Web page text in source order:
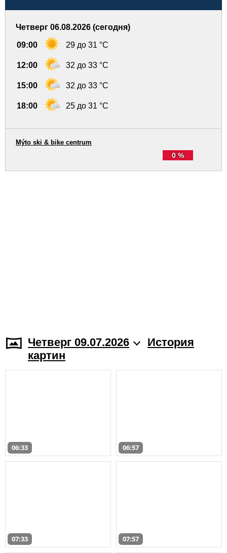
Четверг 06.08.2026 (сегодня)
09:00 29 до 31 °C
12:00 32 до 33 °C
15:00 32 до 33 °C
18:00 25 до 31 °C
0 %
Mýto ski & bike centrum
Четверг 09.07.2026
История
картин
06:33 06:57
07:33 07:57